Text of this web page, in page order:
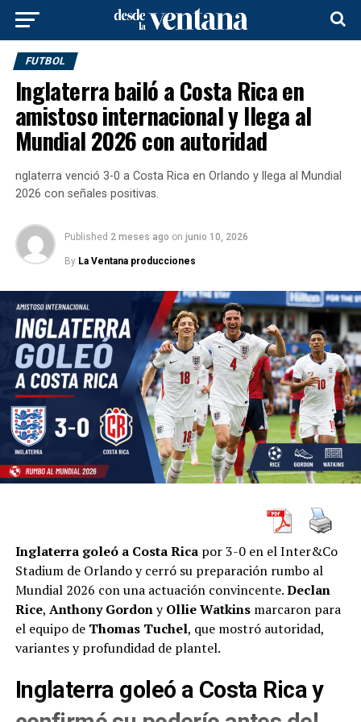
FUTBOL
Inglaterra bailó a Costa Rica en
amistoso internacional y llega al
Mundial 2026 con autoridad
nglaterra venció 3-0 a Costa Rica en Orlando y llega al Mundial
2026 con señales positivas.
Published 2 meses ago on junio 10, 2026
By La Ventana producciones
Inglaterra goleó a Costa Ricapor 3-0 en el Inter&Co
Stadium de Orlando y cerró su preparación rumbo al
Mundial 2026 con una actuación convincente.Declan
Rice, Anthony GordonyOllie Watkinsmarcaron para
el equipo de Thomas Tuchel, que mostró autoridad,
variantes y profundidad de plantel.
Inglaterra goleó a Costa Rica y